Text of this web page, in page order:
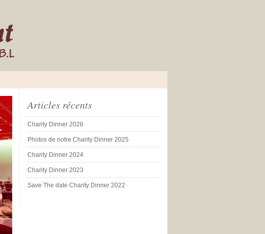
Articles récents
Charity Dinner 2026
Photos de notre Charity Dinner 2025
Charity Dinner 2024
Charity Dinner 2023
Save The date Charity Dinner 2022